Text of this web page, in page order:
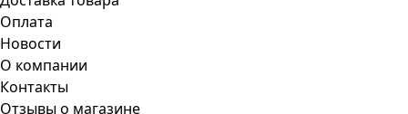
Оплата
Новости
О компании
Контакты
Отзывы о магазине